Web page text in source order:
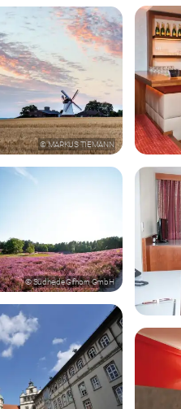
© MARKUS TIEMANN
© Südheide Gifhorn GmbH